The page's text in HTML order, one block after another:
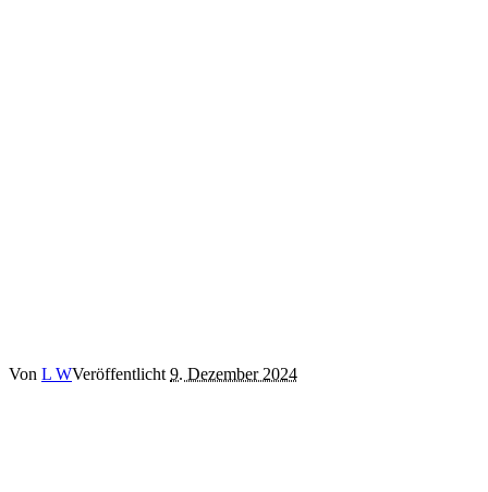
Von L WVeröffentlicht 9. Dezember 2024